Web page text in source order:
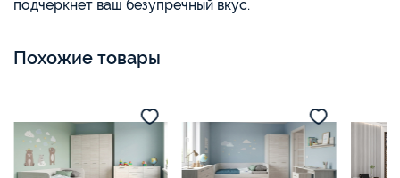
подчеркнет ваш безупречный вкус.
Похожие товары